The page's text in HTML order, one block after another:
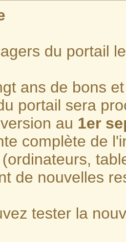
du portail
ans de bons
portail sera
au 1er
complète de
de nouvelles
tester la